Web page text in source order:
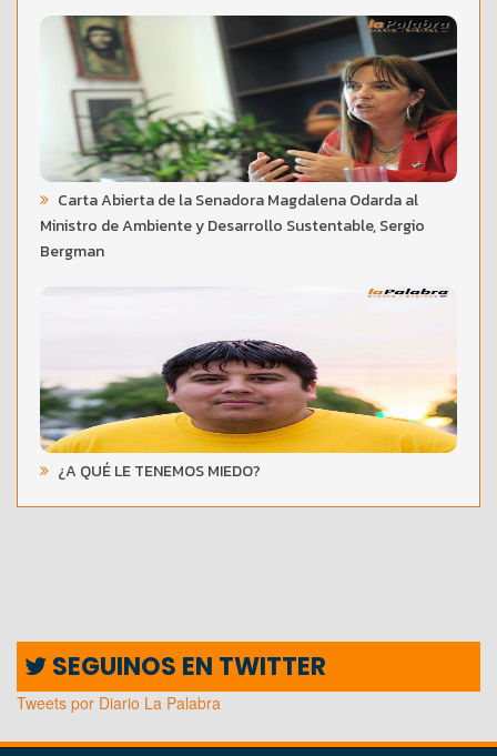
Carta Abierta de la Senadora Magdalena Odarda al
Ministro de Ambiente y Desarrollo Sustentable, Sergio
Bergman
¿A QUÉ LE TENEMOS MIEDO?
SEGUINOS EN TWITTER
Tweets por Diario La Palabra